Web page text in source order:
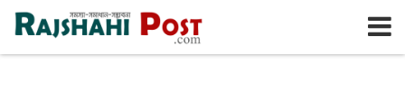
রাজশাহী রবিবার, ৯ই আগস্ট ২০২৬, ২৬শে শ্রাবণ ১৪৩৩